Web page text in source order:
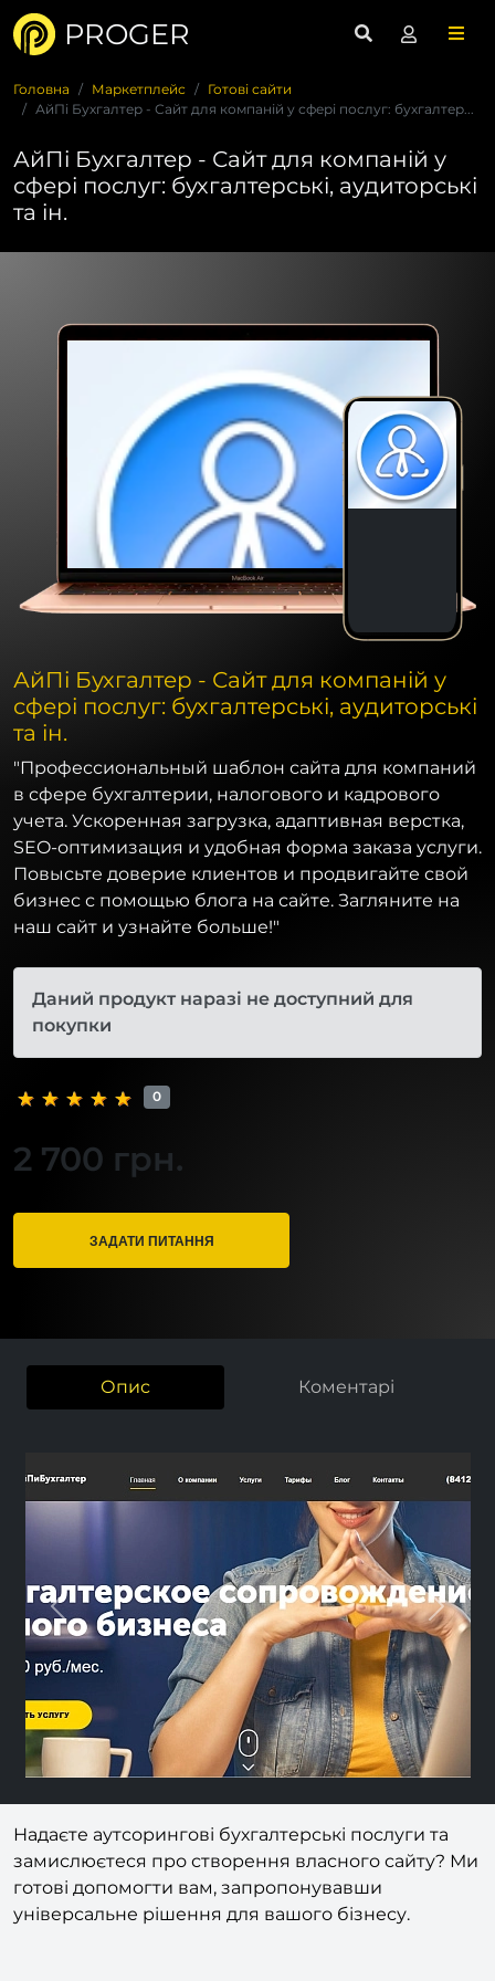
PROGER
Головна Маркетплейс
Готові сайти
АйПі Бухгалтер - Сайт для компаній у сфері послуг: бухгалтер...
АйПі Бухгалтер - Сайт для компаній у
сфері послуг: бухгалтерські, аудиторські
та ін.
АйПі Бухгалтер - Сайт для компаній у
сфері послуг: бухгалтерські, аудиторські
та ін.
"Профессиональный шаблон сайта для компаний
в сфере бухгалтерии, налогового и кадрового
учета. Ускоренная загрузка, адаптивная верстка,
SEO-оптимизация и удобная форма заказа услуги.
Повысьте доверие клиентов и продвигайте свой
бизнес с помощью блога на сайте. Загляните на
наш сайт и узнайте больше!"
Даний продукт наразі не доступний для
покупки
0
2 700 грн.
ЗАДАТИ ПИТАННЯ
Опис Коментарі
Previous
Надаєте аутсорингові бухгалтерські послуги та
замислюєтеся про створення власного сайту? Ми
готові допомогти вам, запропонувавши